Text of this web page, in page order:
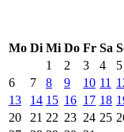
Mo Di Mi Do Fr Sa
1
2 3 4
5
6
7 8 9 10 11
13
14 15 16 17 18
20
21 22 23 24 25